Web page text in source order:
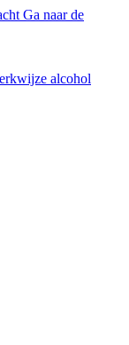
Ga naar de
alcohol